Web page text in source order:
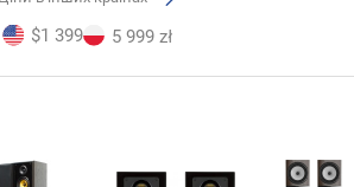
$1 399 5 999 zł